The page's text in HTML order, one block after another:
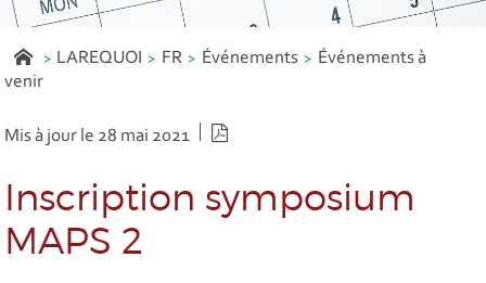
LAREQUOI FR Événements
Événements à
venir
Mis à jour le 28 mai 2021
Inscription symposium
MAPS 2